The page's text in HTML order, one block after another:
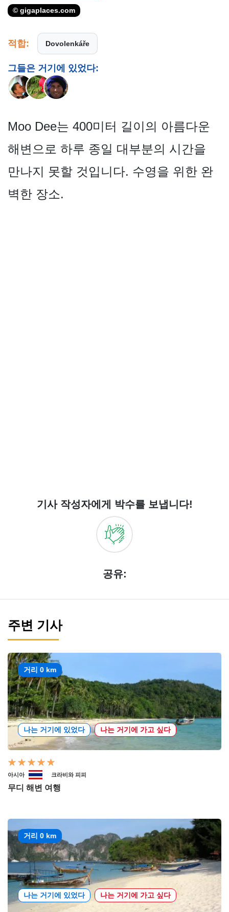
© gigaplaces.com
적합: Dovolenkáře
그들은 거기에 있었다:
Moo Dee는 400미터 길이의 아름다운
해변으로 하루 종일 대부분의 시간을
만나지 못할 것입니다. 수영을 위한 완
벽한 장소.
기사 작성자에게 박수를 보냅니다!
공유:
주변 기사
거리 0 km
나는 거기에 있었다 나는 거기에 가고 싶다
아시아 크라비와 피피
무디 해변 여행
거리 0 km
나는 거기에 있었다 나는 거기에 가고 싶다